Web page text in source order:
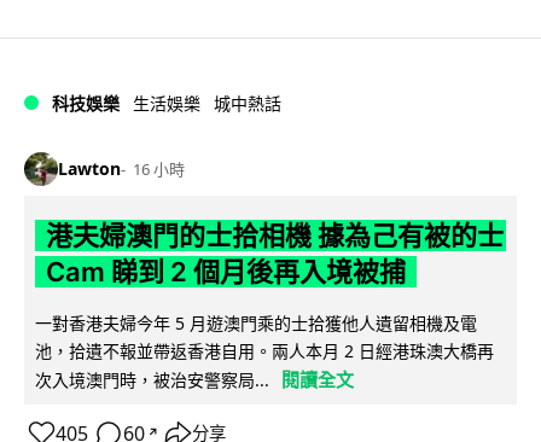
科技娛樂 生活娛樂 城中熱話
Lawton 16 小時
港夫婦澳門的士拾相機 據為己有被的士
Cam 睇到 2 個月後再入境被捕
一對香港夫婦今年 5 月遊澳門乘的士拾獲他人遺留相機及電
池，拾遺不報並帶返香港自用。兩人本月 2 日經港珠澳大橋再
次入境澳門時，被治安警察局...
閱讀全文
405 60 ↗ 分享